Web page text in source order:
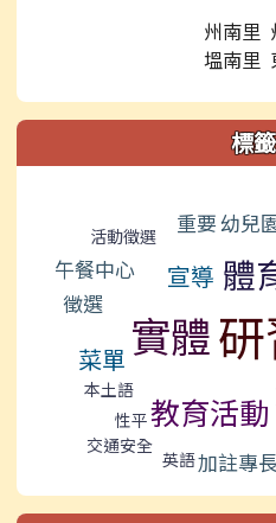
州南里
塭南里
標
活動徵選 重要幼兒
午餐中心 宣導 體
徵選
實體
菜單
本土語
教育活動
性平
交通安全
英語加註專